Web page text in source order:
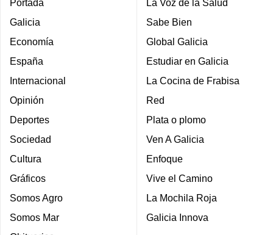
Portada
Galicia
Economía
España
Internacional
Opinión
Deportes
Sociedad
Cultura
Gráficos
Somos Agro
Somos Mar
La Voz de la Salud
Sabe Bien
Global Galicia
Estudiar en Galicia
La Cocina de Frabisa
Red
Plata o plomo
Ven A Galicia
Enfoque
Vive el Camino
La Mochila Roja
Galicia Innova